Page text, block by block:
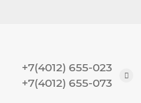
+7(4012) 655-023
+7(4012) 655-073